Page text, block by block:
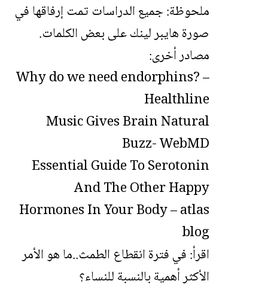
ملحوظة: جميع الدراسات تمت إرفاقها في
صورة هايبر لينك على بعض الكلمات.
مصادر أخرى:
Why do we need endorphins? –
Healthline
Music Gives Brain Natural
Buzz- WebMD
Essential Guide To Serotonin
And The Other Happy
Hormones In Your Body – atlas
blog
اقرأ:في فترة انقطاع الطمث..ما هو الأمر
الأكثر أهمية بالنسبة للنساء؟